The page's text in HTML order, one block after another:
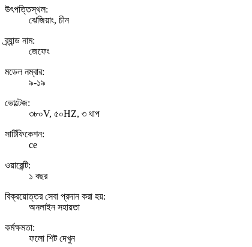
উৎপত্তিস্থল:
ঝেজিয়াং, চীন
ব্র্যান্ড নাম:
জেফেং
মডেল নম্বার:
৯-১৯
ভোল্টেজ:
৩৮০V, ৫০HZ, ৩ ধাপ
সার্টিফিকেশন:
ce
ওয়ারেন্টি:
১ বছর
বিক্রয়োত্তর সেবা প্রদান করা হয়:
অনলাইন সহায়তা
কর্মক্ষমতা:
ফলো শিট দেখুন